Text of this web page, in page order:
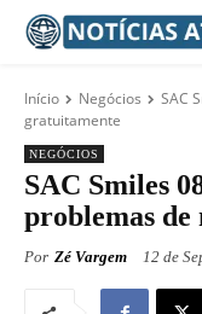
Início Negócios
SAC
gratuitamente
NEGÓCIOS
SAC Smiles
problemas
Por Zé Vargem 12 de